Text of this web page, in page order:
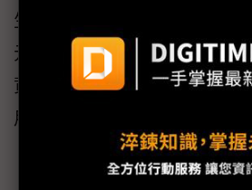
生成式AI更具可負擔性，晶片
元，模組低於150美元，一次
資料中心運行成本，有效降低
用。他相信這項 裝置端生成
「極受歡迎的產品」。